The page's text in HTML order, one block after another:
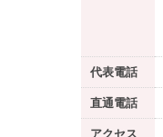
代表電話
直通電話
アクセス